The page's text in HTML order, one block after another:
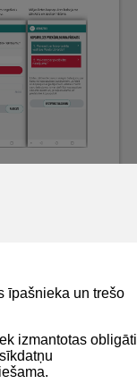
īpašnieka un trešo
izmantotas obligāti
politika
karte